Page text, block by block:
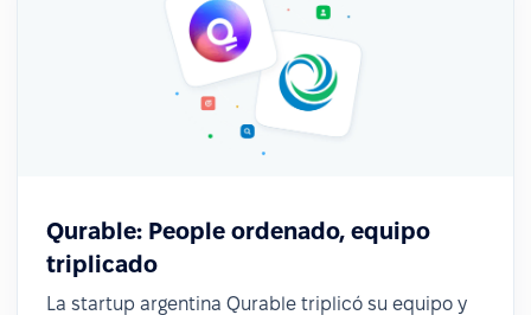
Qurable: People ordenado, equipo
triplicado
La startup argentina Qurable triplicó su equipo y